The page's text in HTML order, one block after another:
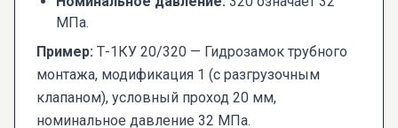
МПа.
Пример: Т-1КУ 20/320 — Гидрозамок трубного
монтажа, модификация 1 (с разгрузочным
клапаном), условный проход 20 мм,
номинальное давление 32 МПа.